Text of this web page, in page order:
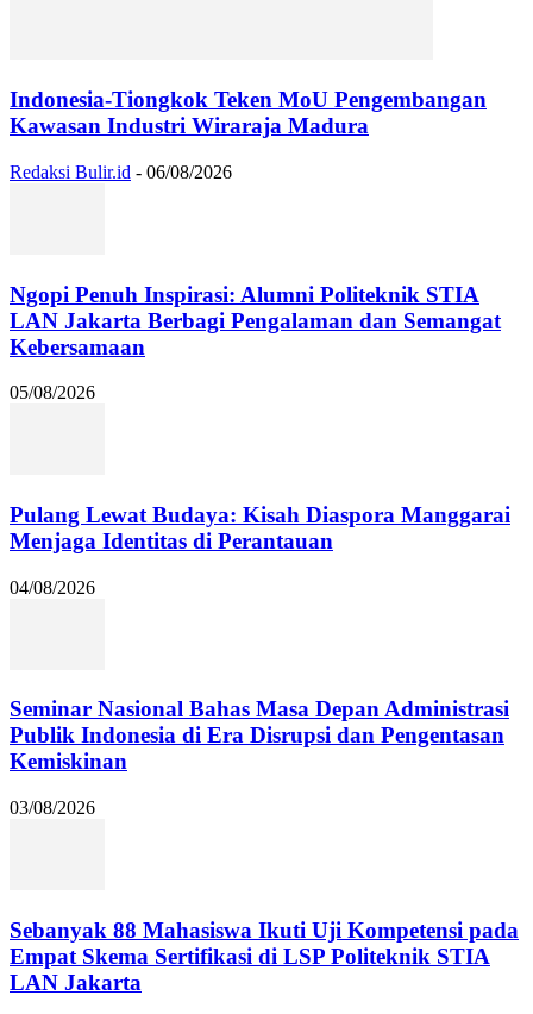
Indonesia-Tiongkok Teken MoU Pengembangan
Kawasan Industri Wiraraja Madura
Redaksi Bulir.id - 06/08/2026
Ngopi Penuh Inspirasi: Alumni Politeknik STIA
LAN Jakarta Berbagi Pengalaman dan Semangat
Kebersamaan
05/08/2026
Pulang Lewat Budaya: Kisah Diaspora Manggarai
Menjaga Identitas di Perantauan
04/08/2026
Seminar Nasional Bahas Masa Depan Administrasi
Publik Indonesia di Era Disrupsi dan Pengentasan
Kemiskinan
03/08/2026
Sebanyak 88 Mahasiswa Ikuti Uji Kompetensi pada
Empat Skema Sertifikasi di LSP Politeknik STIA
LAN Jakarta